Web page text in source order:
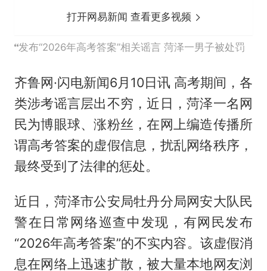
打开网易新闻 查看更多视频
发布“2026年高考答案”相关谣言 菏泽一男子被处罚
齐鲁网·闪电新闻6月10日讯 高考期间，各
类涉考谣言层出不穷，近日，菏泽一名网
民为博眼球、涨粉丝，在网上编造传播所
谓高考答案的虚假信息，扰乱网络秩序，
最终受到了法律的惩处。
近日，菏泽市公安局牡丹分局网安大队民
警在日常网络巡查中发现，有网民发布
“2026年高考答案”的不实内容。该虚假消
息在网络上迅速扩散，被大量本地网友浏